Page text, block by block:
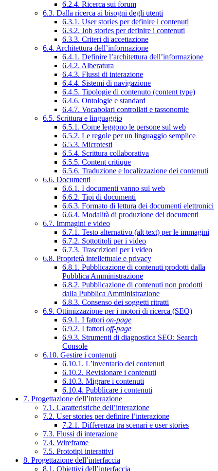
6.2.4. Ricerca sui forum
6.3. Dalla ricerca ai bisogni degli utenti
6.3.1. User stories per definire i contenuti
6.3.2. Job stories per definire i contenuti
6.3.3. Criteri di accettazione
6.4. Architettura dell’informazione
6.4.1. Definire l’architettura dell’informazione
6.4.2. Alberatura
6.4.3. Flussi di interazione
6.4.4. Sistemi di navigazione
6.4.5. Tipologie di contenuto (content type)
6.4.6. Ontologie e standard
6.4.7. Vocabolari controllati e tassonomie
6.5. Scrittura e linguaggio
6.5.1. Come leggono le persone sul web
6.5.2. Le regole per un linguaggio semplice
6.5.3. Microtesti
6.5.4. Scrittura collaborativa
6.5.5. Content critique
6.5.6. Traduzione e localizzazione dei contenuti
6.6. Documenti
6.6.1. I documenti vanno sul web
6.6.2. Tipi di documenti
6.6.3. Formato di lettura dei documenti elettronici
6.6.4. Modalità di produzione dei documenti
6.7. Immagini e video
6.7.1. Testo alternativo (alt text) per le immagini
6.7.2. Sottotitoli per i video
6.7.3. Trascrizioni per i video
6.8. Proprietà intellettuale e privacy
6.8.1. Pubblicazione di contenuti prodotti dalla
Pubblica Amministrazione
6.8.2. Pubblicazione di contenuti non prodotti
dalla Pubblica Amministrazione
6.8.3. Consenso dei soggetti ritratti
6.9. Ottimizzazione per i motori di ricerca (SEO)
6.9.1. I fattori on-page
6.9.2. I fattori off-page
6.9.3. Strumenti di diagnostica SEO: Search
Console
6.10. Gestire i contenuti
6.10.1. L’inventario dei contenuti
6.10.2. Revisionare i contenuti
6.10.3. Migrare i contenuti
6.10.4. Pubblicare i contenuti
7. Progettazione dell’interazione
7.1. Caratteristiche dell’interazione
7.2. User stories per definire l’interazione
7.2.1. Differenza tra scenari e user stories
7.3. Flussi di interazione
7.4. Wireframe
7.5. Prototipi interattivi
8. Progettazione dell’interfaccia
8.1. Obiettivi dell’interfaccia